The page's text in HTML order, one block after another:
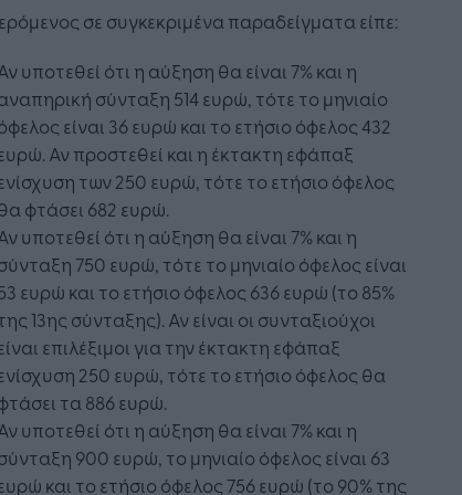
σε συγκεκριμένα παραδείγματα είπε:
υποτεθεί ότι η αύξηση θα είναι 7% και η
σύνταξη 514 ευρώ, τότε το μηνιαίο
είναι 36 ευρώ και το ετήσιο όφελος 432
Αν προστεθεί και η έκτακτη εφάπαξ
των 250 ευρώ, τότε το ετήσιο όφελος
φτάσει 682 ευρώ.
υποτεθεί ότι η αύξηση θα είναι 7% και η
750 ευρώ, τότε το μηνιαίο όφελος είναι
ευρώ και το ετήσιο όφελος 636 ευρώ (το 85%
13ης σύνταξης). Αν είναι οι συνταξιούχοι
επιλέξιμοι για την έκτακτη εφάπαξ
250 ευρώ, τότε το ετήσιο όφελος θα
τα 886 ευρώ.
υποτεθεί ότι η αύξηση θα είναι 7% και η
900 ευρώ, το μηνιαίο όφελος είναι 63
και το ετήσιο όφελος 756 ευρώ (το 90% της
Νοημοσύνη: το νέο
σύστημα της
Οι προσλήψεις αλλάζουν: To
Jobfind.gr ως στρατηγικός
«σύμμαχος» για κάθε
επιχείρηση και εργαζόμενο